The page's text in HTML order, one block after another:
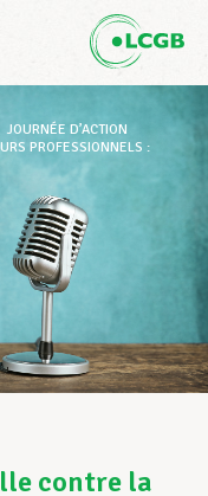
JOURNÉE D’ACTION
PROFESSIONNELS :
contre la